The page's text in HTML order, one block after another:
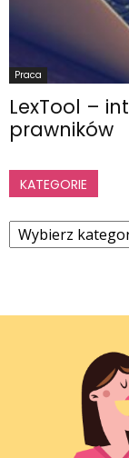
Praca
LexTool –
prawników
KATEGORIE
Kategorie